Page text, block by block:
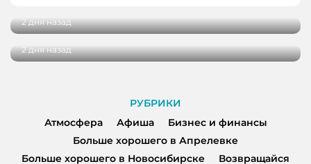
2 дня назад
годом
2 дня назад
РУБРИКИ
Атмосфера
Афиша
Бизнес и финансы
Больше хорошего в Апрелевке
Больше хорошего в Новосибирске
Возвращайся